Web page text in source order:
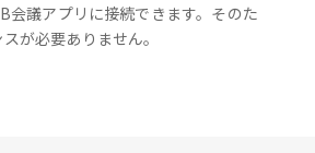
会議アプリに接続できます。そのた
が必要ありません。